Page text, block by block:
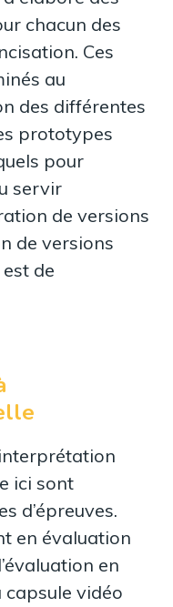
chacun des
Ces
au
des différentes
prototypes
pour
servir
de versions
de versions
de
ici sont
d’épreuves.
en évaluation
en
capsule vidéo